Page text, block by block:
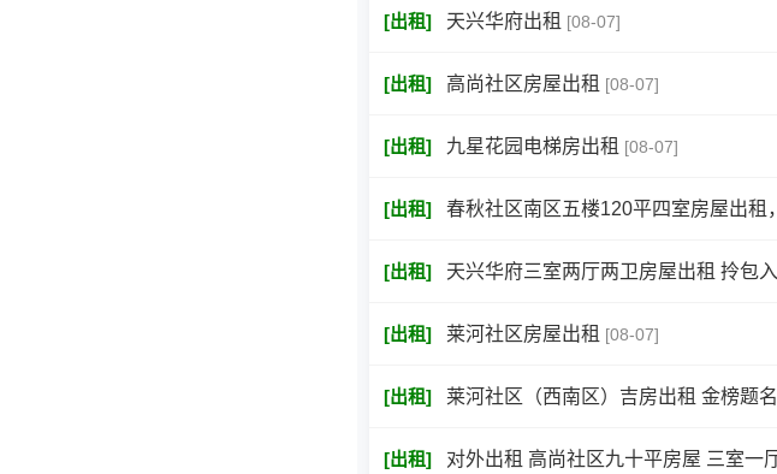
[出租] 天兴华府出租 [08-07]
[出租] 高尚社区房屋出租 [08-07]
[出租] 九星花园电梯房出租 [08-07]
[出租] 春秋社区南区五楼120平四室房屋出租
[出租] 天兴华府三室两厅两卫房屋出租 拎包
[出租] 莱河社区房屋出租 [08-07]
[出租] 莱河社区（西南区）吉房出租 金榜题
[出租] 对外出租 高尚社区九十平房屋 三室一